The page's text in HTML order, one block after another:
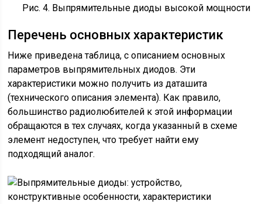
Рис. 4. Выпрямительные диоды высокой мощности
Перечень основных характеристик
Ниже приведена таблица, с описанием основных
параметров выпрямительных диодов. Эти
характеристики можно получить из даташита
(технического описания элемента). Как правило,
большинство радиолюбителей к этой информации
обращаются в тех случаях, когда указанный в схеме
элемент недоступен, что требует найти ему
подходящий аналог.